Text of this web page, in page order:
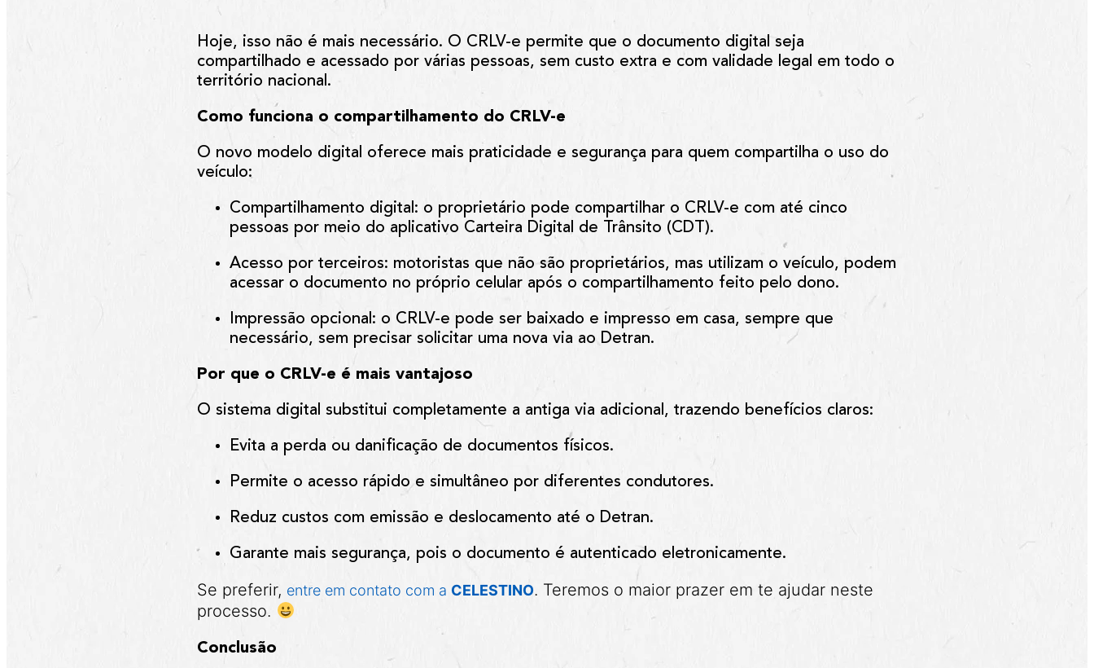
Hoje, isso não é mais necessário. O CRLV-e permite que o documento digital seja
compartilhado e acessado por várias pessoas, sem custo extra e com validade legal em todo o
território nacional.
Como funciona o compartilhamento do CRLV-e
O novo modelo digital oferece mais praticidade e segurança para quem compartilha o uso do
veículo:
Compartilhamento digital: o proprietário pode compartilhar o CRLV-e com até cinco
pessoas por meio do aplicativo Carteira Digital de Trânsito (CDT).
Acesso por terceiros: motoristas que não são proprietários, mas utilizam o veículo, podem
acessar o documento no próprio celular após o compartilhamento feito pelo dono.
Impressão opcional: o CRLV-e pode ser baixado e impresso em casa, sempre que
necessário, sem precisar solicitar uma nova via ao Detran.
Por que o CRLV-e é mais vantajoso
O sistema digital substitui completamente a antiga via adicional, trazendo benefícios claros:
Evita a perda ou danificação de documentos físicos.
Permite o acesso rápido e simultâneo por diferentes condutores.
Reduz custos com emissão e deslocamento até o Detran.
Garante mais segurança, pois o documento é autenticado eletronicamente.
Se preferir, entre em contato com a CELESTINO. Teremos o maior prazer em te ajudar neste
processo.
Conclusão